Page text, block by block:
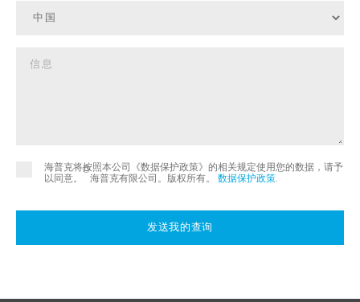
海普克将按照本公司《数据保护政策》的相关规定使用您的数据，请予
以同意。
©
海普克有限公司。版权所有。 数据保护政策
发送我的查询